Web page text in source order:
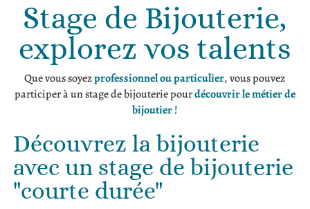
Stage de Bijouterie,
explorez vos talents
Que vous soyezprofessionnel ou particulier, vous pouvez
participer à un stage de bijouterie pourdécouvrir le métier de
bijoutier!
Découvrez la bijouterie
avec un stage de bijouterie
"courte durée"